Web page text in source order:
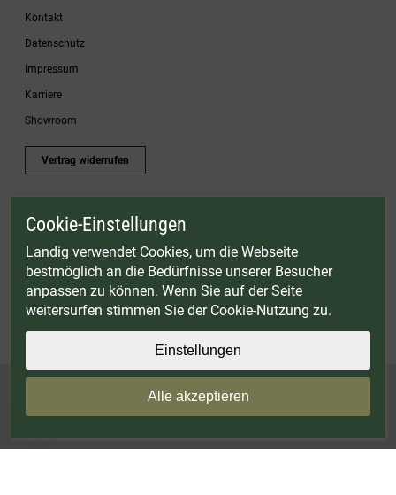
Kontakt
Datenschutz
Impressum
Karriere
Showroom
Vertrag widerrufen
* Gültig bis einschließlich 17.08.2026. Keine Barauszahlung möglich. Nicht mit
Zubehörartikel. Nicht einlösbar auf bereits rabattierte Sets.
© Landig 1982-2026 (44 Jahre Qualität)
Alle Preise inkl. gesetzl. Mehrwertsteuer, zuzüglich Versandkosten
Weitere Marken oder Shops der Landig + Lava GmbH & Co. KG: LAVA - Vakuumiergeräte
DRY AGER - Reifeschränke|VIESSMANN - Kühlzellen
Cookie-Einstellungen
Landig verwendet Cookies, um die Webseite
bestmöglich an die Bedürfnisse unserer Besucher
anpassen zu können. Wenn Sie auf der Seite
weitersurfen stimmen Sie der Cookie-Nutzung zu.
Einstellungen
Alle akzeptieren